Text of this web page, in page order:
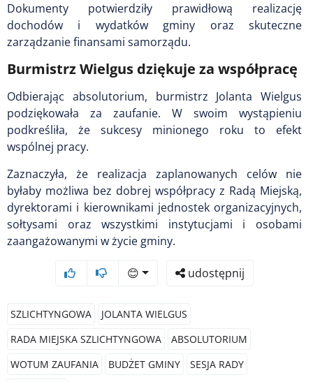
Dokumenty potwierdziły prawidłową realizację
dochodów i wydatków gminy oraz skuteczne
zarządzanie finansami samorządu.
Burmistrz Wielgus dziękuje za współpracę
Odbierając absolutorium, burmistrz Jolanta Wielgus
podziękowała za zaufanie. W swoim wystąpieniu
podkreśliła, że sukcesy minionego roku to efekt
wspólnej pracy.
Zaznaczyła, że realizacja zaplanowanych celów nie
byłaby możliwa bez dobrej współpracy z Radą Miejską,
dyrektorami i kierownikami jednostek organizacyjnych,
sołtysami oraz wszystkimi instytucjami i osobami
zaangażowanymi w życie gminy.
😊 udostępnij
SZLICHTYNGOWA
JOLANTA WIELGUS
RADA MIEJSKA SZLICHTYNGOWA
ABSOLUTORIUM
WOTUM ZAUFANIA
BUDŻET GMINY
SESJA RADY